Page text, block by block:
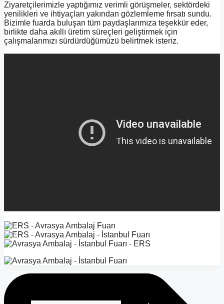
Ziyaretçilerimizle yaptığımız verimli görüşmeler, sektördeki
yenilikleri ve ihtiyaçları yakından gözlemleme fırsatı sundu.
Bizimle fuarda buluşan tüm paydaşlarımıza teşekkür eder,
birlikte daha akıllı üretim süreçleri geliştirmek için
çalışmalarımızı sürdürdüğümüzü belirtmek isteriz.